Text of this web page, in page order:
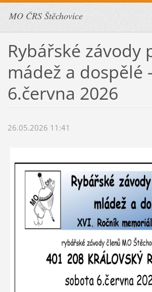
MO ČRS Štěchovice
Rybářské závody
mádež a dospělé -
6.června 2026
26.05.2026 11:41